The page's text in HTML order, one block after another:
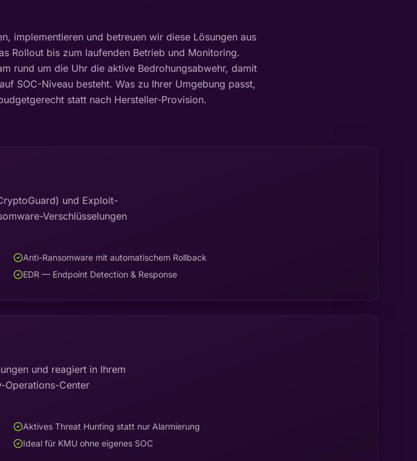
implementieren und betreuen wir diese Lösungen aus
Rollout bis zum laufenden Betrieb und Monitoring.
rund um die Uhr die aktive Bedrohungsabwehr, damit
SOC-Niveau besteht. Was zu Ihrer Umgebung passt,
statt nach Hersteller-Provision.
und Exploit-
Verschlüsselungen
Anti-Ransomware mit automatischem Rollback
EDR — Endpoint Detection & Response
und reagiert in Ihrem
Operations-Center
Aktives Threat Hunting statt nur Alarmierung
Ideal für KMU ohne eigenes SOC